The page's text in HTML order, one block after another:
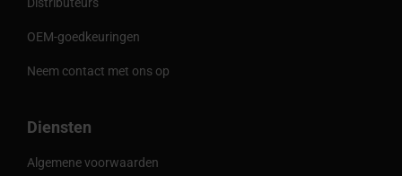
Distributeurs
OEM-goedkeuringen
Neem contact met ons op
Diensten
Algemene voorwaarden